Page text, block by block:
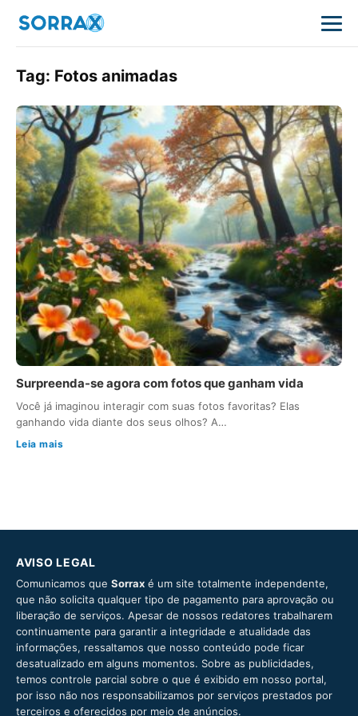
Tag: Fotos animadas
Surpreenda-se agora com fotos que ganham vida
Você já imaginou interagir com suas fotos favoritas? Elas
ganhando vida diante dos seus olhos? A…
Leia mais
AVISO LEGAL
Comunicamos que Sorrax é um site totalmente independente,
que não solicita qualquer tipo de pagamento para aprovação ou
liberação de serviços. Apesar de nossos redatores trabalharem
continuamente para garantir a integridade e atualidade das
informações, ressaltamos que nosso conteúdo pode ficar
desatualizado em alguns momentos. Sobre as publicidades,
temos controle parcial sobre o que é exibido em nosso portal,
por isso não nos responsabilizamos por serviços prestados por
terceiros e oferecidos por meio de anúncios.